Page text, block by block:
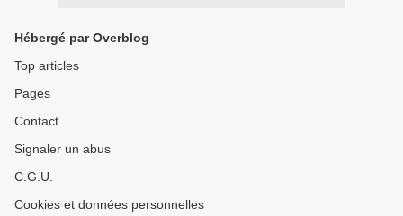
Hébergé par Overblog
Top articles
Pages
Contact
Signaler un abus
C.G.U.
Cookies et données personnelles